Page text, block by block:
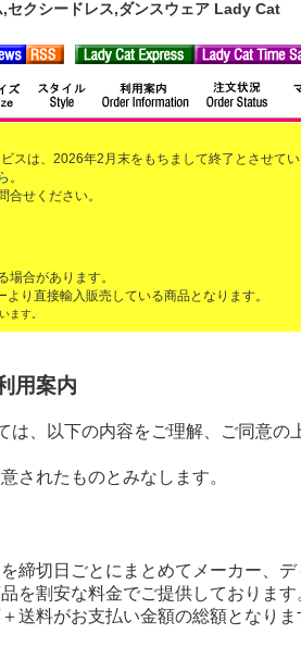
セクシードレス,ダンスウェア Lady Cat
スは、2026年2月末をもちまして終了とさせてい
。
せください。
合があります。
り直接輸入販売している商品となります。
ます。
用案内
は、以下の内容をご理解、ご同意の
されたものとみなします。
締切日ごとにまとめてメーカー、
を割安な料金でご提供しております
送料がお支払い金額の総額となりま